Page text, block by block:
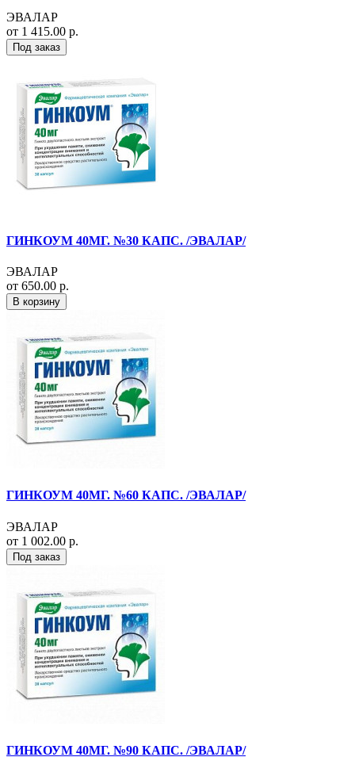
ЭВАЛАР
от 1 415.00 р.
Под заказ
ГИНКОУМ 40МГ. №30 КАПС. /ЭВАЛАР/
ЭВАЛАР
от 650.00 р.
В корзину
ГИНКОУМ 40МГ. №60 КАПС. /ЭВАЛАР/
ЭВАЛАР
от 1 002.00 р.
Под заказ
ГИНКОУМ 40МГ. №90 КАПС. /ЭВАЛАР/